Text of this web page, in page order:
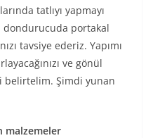
tatlıyı yapmayı
portakal
tavsiye ederiz. Yapımı
ve gönül
belirtelim. Şimdi yunan
malzemeler